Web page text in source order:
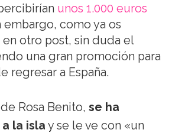
unos 1.000 euros
embargo, como ya os
otro post, sin duda el
una gran promoción para
regresar a España.
Rosa Benito, se ha
la isla y se le ve con «un